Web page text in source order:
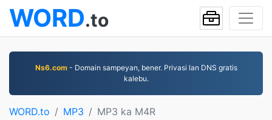
WORD.to
Ns6.com- Domain sampeyan, bener. Privasi lan DNS gratis
kalebu.
WORD.to MP3 MP3 ka M4R